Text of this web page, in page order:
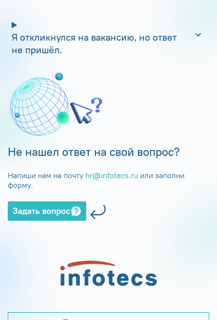
Я откликнулся на вакансию, но ответ
не пришёл.
Не нашел ответ на свой вопрос?
Напиши нам на почту hr@infotecs.ru или заполни
форму.
Задать вопрос